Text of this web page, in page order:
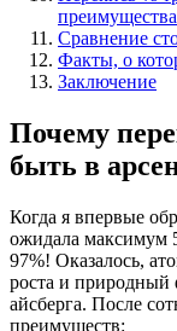
Сравнение
Факты, о
Заключение
Почему
быть в
Когда я впервые
ожидала максимум
97%! Оказалось,
роста и
айсберга. После
преимуществ: